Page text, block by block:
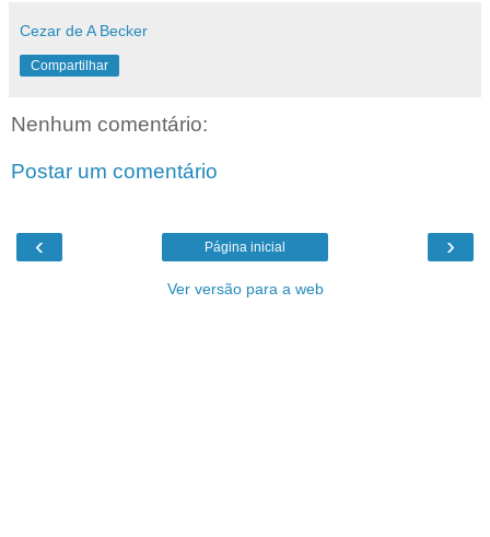
Cezar de A Becker
Compartilhar
Nenhum comentário:
Postar um comentário
‹ ›
Página inicial
Ver versão para a web